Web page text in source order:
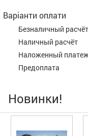
Варіанти оплати
Безналичный расчёт
Наличный расчёт
Наложенный платеж
Предоплата
Новинки!